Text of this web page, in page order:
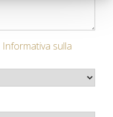
Informativa sulla